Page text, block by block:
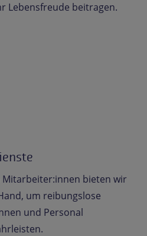
Lebensfreude beitragen.
bieten wir
um reibungslose
und Personal